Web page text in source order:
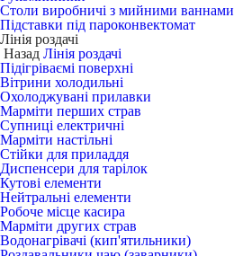
Столи виробничі з мийними ваннами
Підставки під пароконвектомат
Лінія роздачі
Назад Лінія роздачі
Підігріваємі поверхні
Вітрини холодильні
Охолоджувані прилавки
Марміти перших страв
Супниці електричні
Марміти настільні
Стійки для приладдя
Диспенсери для тарілок
Кутові елементи
Нейтральні елементи
Робоче місце касира
Марміти других страв
Водонагрівачі (кип'ятильники)